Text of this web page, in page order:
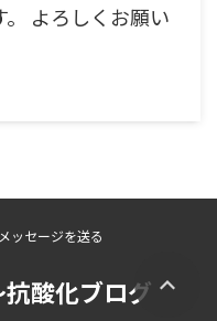
よろしくお願い
メッセージを送る
酸化ブログ